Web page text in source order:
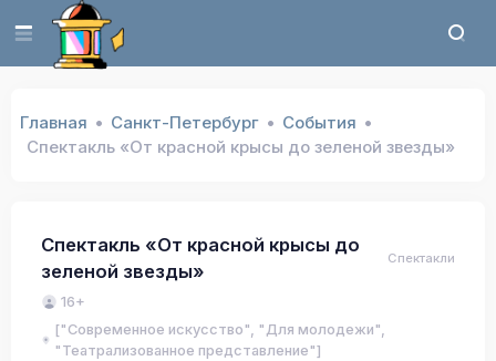
Главная Санкт-Петербург
События
Спектакль «От красной крысы до зеленой звезды»
Спектакль «От красной крысы до
зеленой звезды»
Спектакли
16+
["Современное искусство", "Для молодежи",
"Театрализованное представление"]